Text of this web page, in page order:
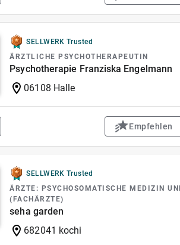
SELLWERK Trusted
ÄRZTLICHE PSYCHOTHERAPEUTIN
Psychotherapie Franziska Engelmann
06108 Halle
Empfehlen
SELLWERK Trusted
ÄRZTE: PSYCHOSOMATISCHE MEDIZIN
(FACHÄRZTE)
seha garden
682041 kochi